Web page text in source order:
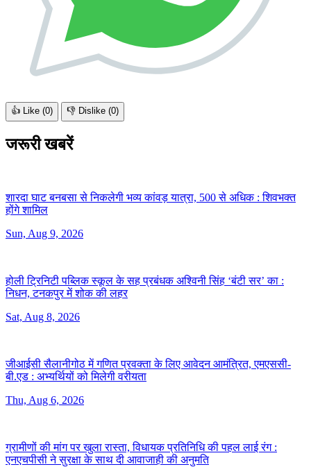
👍 Like (0) 👎 Dislike (0)
जरूरी खबरें
शारदा घाट बनबसा से निकलेगी भव्य कांवड़ यात्रा, 500 से अधिक :शिवभक्त
होंगे शामिल
Sun, Aug 9, 2026
होली ट्रिनिटी पब्लिक स्कूल के सह प्रबंधक अश्विनी सिंह ‘बंटी सर’ का :
निधन, टनकपुर में शोक की लहर
Sat, Aug 8, 2026
जीआईसी सैलानीगोठ में गणित प्रवक्ता के लिए आवेदन आमंत्रित, एमएससी-
बी.एड : अभ्यर्थियों को मिलेगी वरीयता
Thu, Aug 6, 2026
ग्रामीणों की मांग पर खुला रास्ता, विधायक प्रतिनिधि की पहल लाई रंग :
एनएचपीसी ने सुरक्षा के साथ दी आवाजाही की अनुमति